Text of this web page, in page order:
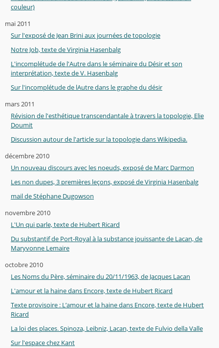
couleur)
mai 2011
Sur l'exposé de Jean Brini aux journées de topologie
Notre Job, texte de Virginia Hasenbalg
L'incomplétude de l'Autre dans le séminaire du Désir et son
interprétation, texte de V. Hasenbalg
Sur l'incomplétude de lAutre dans le graphe du désir
mars 2011
Révision de l'esthétique transcendantale à travers la topologie, Elie
Doumit
Discussion autour de l'article sur la topologie dans Wikipedia.
décembre 2010
Un nouveau discours avec les noeuds, exposé de Marc Darmon
Les non dupes, 3 premières leçons, exposé de Virginia Hasenbalg
mail de Stéphane Dugowson
novembre 2010
L'Un qui parle, texte de Hubert Ricard
Du substantif de Port-Royal à la substance jouissante de Lacan, de
Maryvonne Lemaire
octobre 2010
Les Noms du Père, séminaire du 20/11/1963, de Jacques Lacan
L'amour et la haine dans Encore, texte de Hubert Ricard
Texte provisoire : L’amour et la haine dans Encore, texte de Hubert
Ricard
La loi des places. Spinoza, Leibniz, Lacan, texte de Fulvio della Valle
Sur l'espace chez Kant